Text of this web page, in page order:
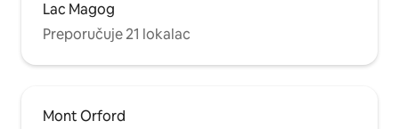
Lac Magog
Preporučuje 21 lokalac
Mont Orford